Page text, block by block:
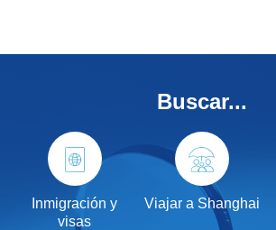
Buscar...
Inmigración y
visas
Viajar a Shanghai